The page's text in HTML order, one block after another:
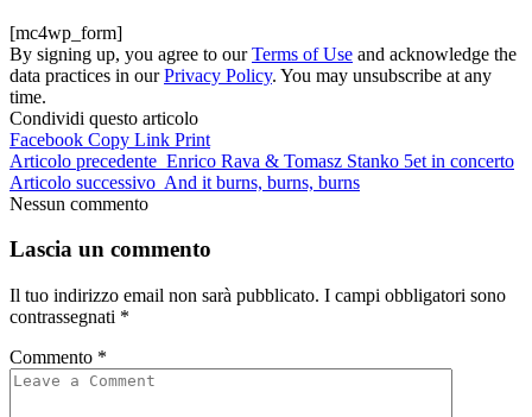
[mc4wp_form]
By signing up, you agree to ourTerms of Use and acknowledge the
data practices in ourPrivacy Policy. You may unsubscribe at any
time.
Condividi questo articolo
Facebook Copy Link Print
Articolo precedente Enrico Rava & Tomasz Stanko 5et in concerto
Articolo successivo And it burns, burns, burns
Nessun commento
Lascia un commento
Il tuo indirizzo email non sarà pubblicato. I campi obbligatori sono
contrassegnati *
Commento *